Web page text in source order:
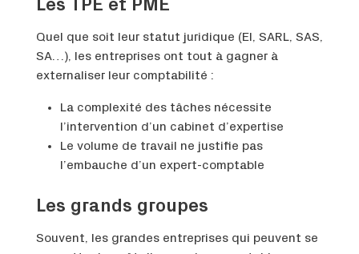
Les TPE et PME
Quel que soit leur statut juridique (EI, SARL, SAS,
SA…), les entreprises ont tout à gagner à
externaliser leur comptabilité :
La complexité des tâches nécessite
l’intervention d’un cabinet d’expertise
Le volume de travail ne justifie pas
l’embauche d’un expert-comptable
Les grands groupes
Souvent, les grandes entreprises qui peuvent se